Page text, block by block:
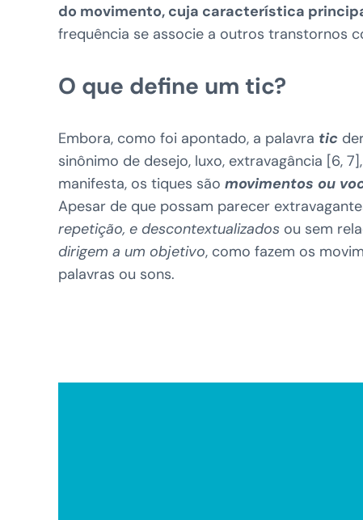
do movimento, cuja característica
frequência se associe a outros transtornos
O que define um tic?
Embora, como foi apontado, a palavra tic
sinônimo de desejo, luxo, extravagância [6,
manifesta, os tiques são movimentos ou
Apesar de que possam parecer
repetição, e descontextualizados ou sem
dirigem a um objetivo, como fazem os
palavras ou sons.